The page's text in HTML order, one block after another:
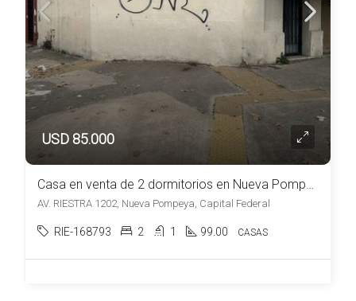
USD 85.000
Casa en venta de 2 dormitorios en Nueva Pompeya
AV. RIESTRA 1202, Nueva Pompeya, Capital Federal
RIE-168793 2 1 99.00 CASAS